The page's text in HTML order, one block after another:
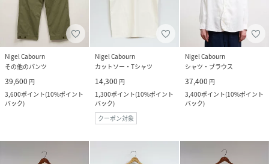
Nigel Cabourn
その他のパンツ
39,600 円
3,600ポイント(10%ポイント
バック)
Nigel Cabourn
カットソー・Tシャツ
14,300 円
1,300ポイント(10%ポイント
バック)
クーポン対象
Nigel Cabourn
シャツ・ブラウス
37,400 円
3,400ポイント(10%ポイント
バック)